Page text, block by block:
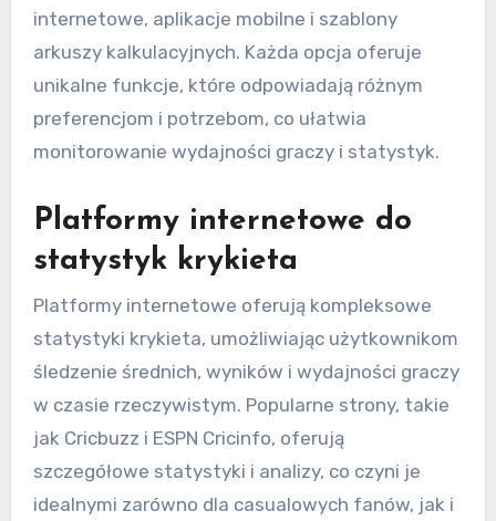
internetowe, aplikacje mobilne i szablony
arkuszy kalkulacyjnych. Każda opcja oferuje
unikalne funkcje, które odpowiadają różnym
preferencjom i potrzebom, co ułatwia
monitorowanie wydajności graczy i statystyk.
Platformy internetowe do
statystyk krykieta
Platformy internetowe oferują kompleksowe
statystyki krykieta, umożliwiając użytkownikom
śledzenie średnich, wyników i wydajności graczy
w czasie rzeczywistym. Popularne strony, takie
jak Cricbuzz i ESPN Cricinfo, oferują
szczegółowe statystyki i analizy, co czyni je
idealnymi zarówno dla casualowych fanów, jak i